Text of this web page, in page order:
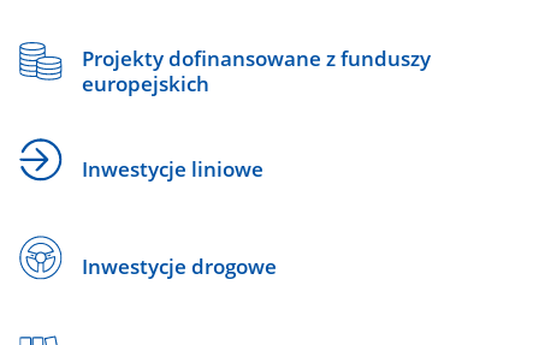
Projekty dofinansowane z funduszy
europejskich
Inwestycje liniowe
Inwestycje drogowe